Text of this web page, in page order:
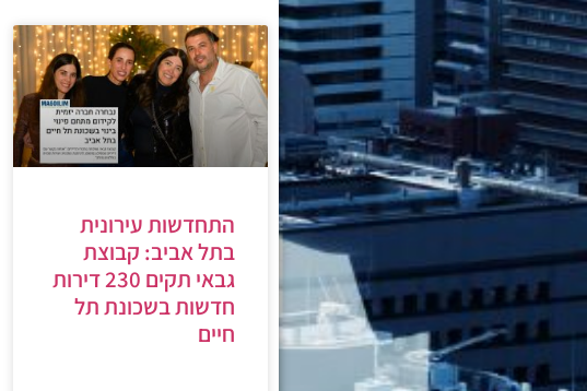
התחדשות עירונית
בתל אביב: קבוצת
גבאי תקים 230 דירות
חדשות בשכונת תל
חיים